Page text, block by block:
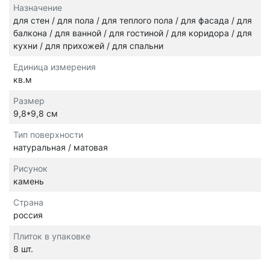
Назначение
для стен / для пола / для теплого пола / для фасада / для
балкона / для ванной / для гостиной / для коридора / для
кухни / для прихожей / для спальни
Единица измерения
кв.м
Размер
9,8*9,8 см
Тип поверхности
натуральная / матовая
Рисунок
камень
Страна
россия
Плиток в упаковке
8 шт.